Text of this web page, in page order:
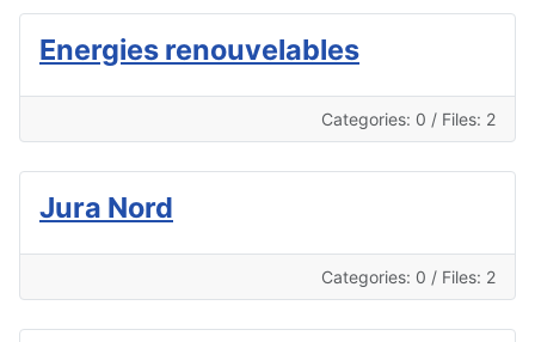
Energies renouvelables
Categories: 0 / Files: 2
Jura Nord
Categories: 0 / Files: 2